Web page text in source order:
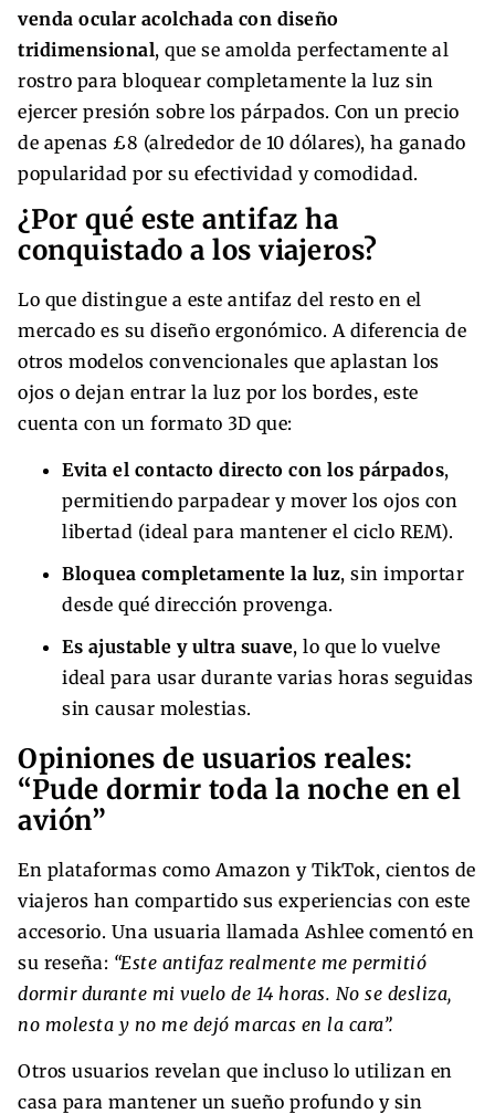
venda ocular acolchada con diseño
tridimensional, que se amolda perfectamente al
rostro para bloquear completamente la luz sin
ejercer presión sobre los párpados. Con un precio
de apenas £8 (alrededor de 10 dólares), ha ganado
popularidad por su efectividad y comodidad.
¿Por qué este antifaz ha
conquistado a los viajeros?
Lo que distingue a este antifaz del resto en el
mercado es su diseño ergonómico. A diferencia de
otros modelos convencionales que aplastan los
ojos o dejan entrar la luz por los bordes, este
cuenta con un formato 3D que:
Evita el contacto directo con los párpados,
permitiendo parpadear y mover los ojos con
libertad (ideal para mantener el ciclo REM).
Bloquea completamente la luz, sin importar
desde qué dirección provenga.
Es ajustable y ultra suave, lo que lo vuelve
ideal para usar durante varias horas seguidas
sin causar molestias.
Opiniones de usuarios reales:
“Pude dormir toda la noche en el
avión”
En plataformas como Amazon y TikTok, cientos de
viajeros han compartido sus experiencias con este
accesorio. Una usuaria llamada Ashlee comentó en
su reseña: “Este antifaz realmente me permitió
dormir durante mi vuelo de 14 horas. No se desliza,
no molesta y no me dejó marcas en la cara”.
Otros usuarios revelan que incluso lo utilizan en
casa para mantener un sueño profundo y sin